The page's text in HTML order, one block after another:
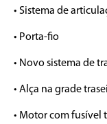
• Sistema de
• Porta-fio
• Novo sistema de
• Alça na grade
• Motor com fusível